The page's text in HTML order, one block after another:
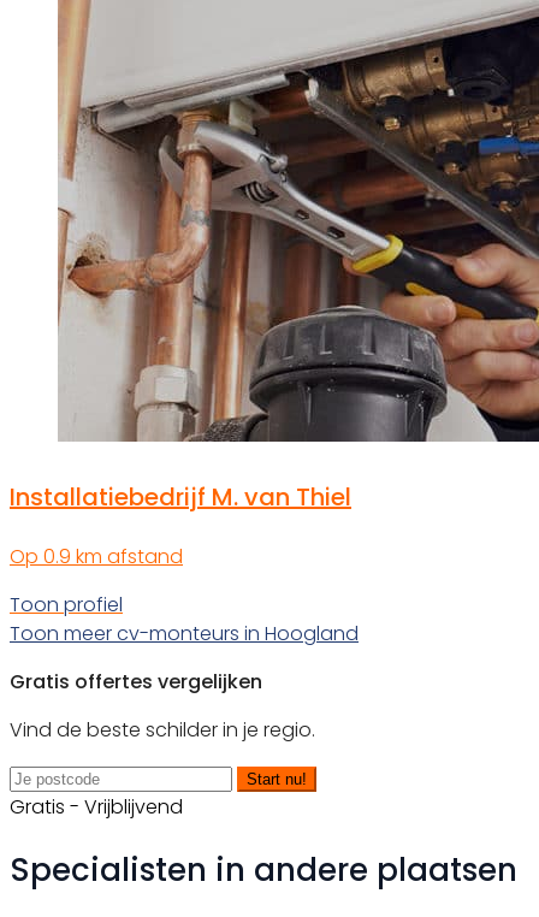
Installatiebedrijf M. van Thiel
Op 0.9 km afstand
Toon profiel
Toon meer cv-monteurs in Hoogland
Gratis offertes vergelijken
Vind de beste schilder in je regio.
Start nu!
Gratis - Vrijblijvend
Specialisten in andere plaatsen